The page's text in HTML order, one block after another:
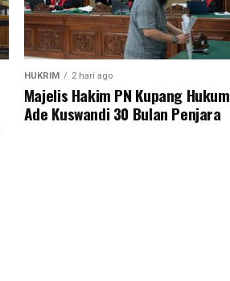
HUKRIM 2 hari ago
Majelis Hakim PN Kupang Hukum
Ade Kuswandi 30 Bulan Penjara